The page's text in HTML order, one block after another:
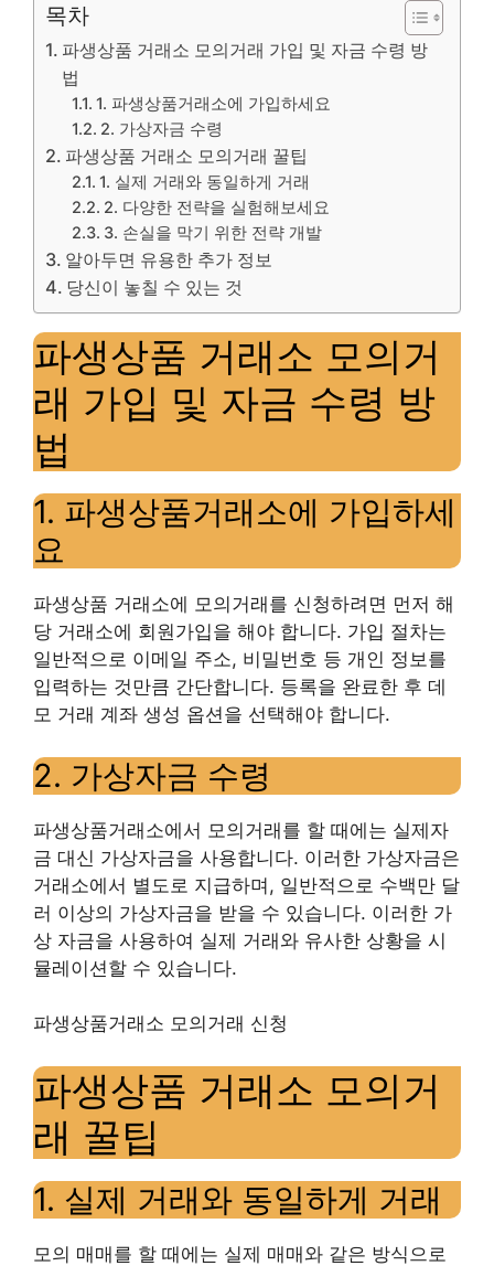
목차
파생상품 거래소 모의거래 가입 및 자금 수령 방
법
1. 파생상품거래소에 가입하세요
2. 가상자금 수령
파생상품 거래소 모의거래 꿀팁
1. 실제 거래와 동일하게 거래
2. 다양한 전략을 실험해보세요
3. 손실을 막기 위한 전략 개발
알아두면 유용한 추가 정보
당신이 놓칠 수 있는 것
파생상품 거래소 모의거
래 가입 및 자금 수령 방
법
1. 파생상품거래소에 가입하세
요
파생상품 거래소에 모의거래를 신청하려면 먼저 해
당 거래소에 회원가입을 해야 합니다. 가입 절차는
일반적으로 이메일 주소, 비밀번호 등 개인 정보를
입력하는 것만큼 간단합니다. 등록을 완료한 후 데
모 거래 계좌 생성 옵션을 선택해야 합니다.
2. 가상자금 수령
파생상품거래소에서 모의거래를 할 때에는 실제자
금 대신 가상자금을 사용합니다. 이러한 가상자금은
거래소에서 별도로 지급하며, 일반적으로 수백만 달
러 이상의 가상자금을 받을 수 있습니다. 이러한 가
상 자금을 사용하여 실제 거래와 유사한 상황을 시
뮬레이션할 수 있습니다.
파생상품거래소 모의거래 신청
파생상품 거래소 모의거
래 꿀팁
1. 실제 거래와 동일하게 거래
모의 매매를 할 때에는 실제 매매와 같은 방식으로